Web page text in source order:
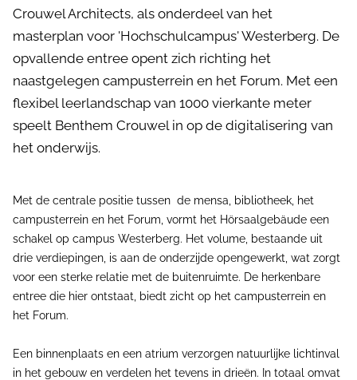
Crouwel Architects, als onderdeel van het
masterplan voor 'Hochschulcampus' Westerberg. De
opvallende entree opent zich richting het
naastgelegen campusterrein en het Forum. Met een
flexibel leerlandschap van 1000 vierkante meter
speelt Benthem Crouwel in op de digitalisering van
het onderwijs.
Met de centrale positie tussen de mensa, bibliotheek, het
campusterrein en het Forum, vormt het Hörsaalgebäude een
schakel op campus Westerberg. Het volume, bestaande uit
drie verdiepingen, is aan de onderzijde opengewerkt, wat zorgt
voor een sterke relatie met de buitenruimte. De herkenbare
entree die hier ontstaat, biedt zicht op het campusterrein en
het Forum.
Een binnenplaats en een atrium verzorgen natuurlijke lichtinval
in het gebouw en verdelen het tevens in drieën. In totaal omvat